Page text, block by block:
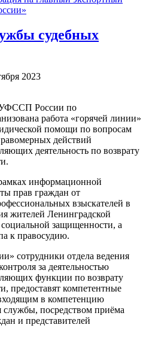
судебных
2023
УФССП России по
работа «горячей линии»
помощи по вопросам
действий
деятельность по возврату
информационной
прав граждан от
взыскателей в
жителей Ленинградской
защищенности, а
к правосудию.
сотрудники отдела ведения
за деятельностью
функции по возврату
предоставят компетентные
в компетенцию
службы, посредством приёма
и представителей